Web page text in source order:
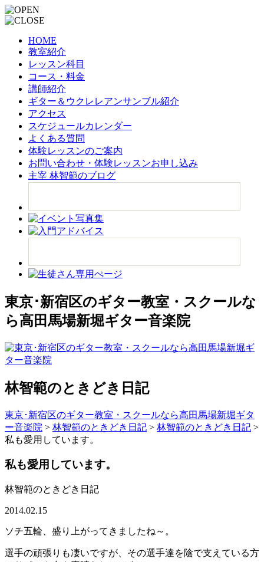
HOME
教室紹介
レッスン科目
コース・料金
講師紹介
ギター＆ウクレレアンサンブル紹介
アクセス
スケジュールカレンダー
よくある質問
体験レッスンのご案内
お問い合わせ・体験レッスンお申し込み
主宰 林智範のブログ
東京･新宿区のギター教室・スクールな
ら高田馬場新堀ギター音楽院
林智範のときどき日記
東京･新宿区のギター教室・スクールなら高田馬場新堀ギタ
ー音楽院 > 林智範のときどき日記 > 林智範のときどき日記 >
私も愛用しています。
私も愛用しています。
林智範のときどき日記
2014.02.15
ソチ五輪、盛り上がってきましたね～。
選手の頑張りも凄いですが、その選手達を陰で支えている方